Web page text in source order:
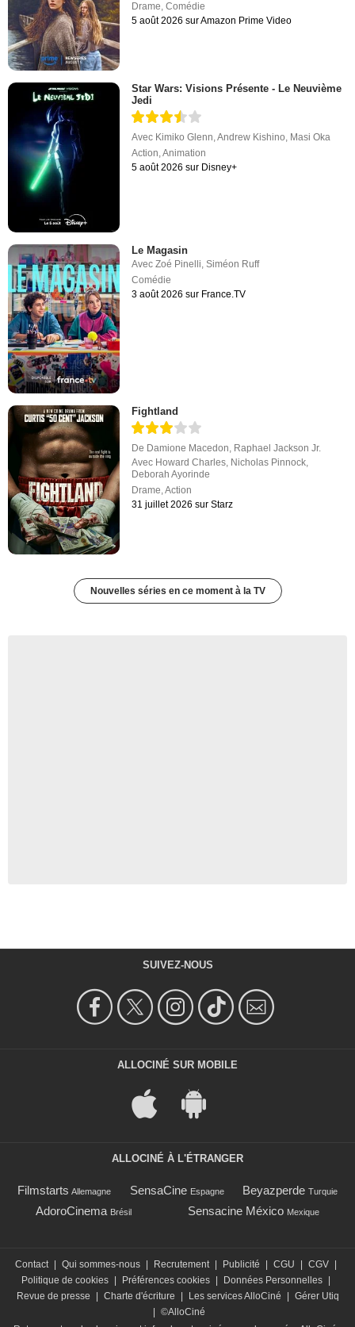
Drame,Comédie
5 août 2026 sur Amazon Prime Video
Star Wars: Visions Présente - Le Neuvième
Jedi
Avec Kimiko Glenn,Andrew Kishino, Masi Oka
Action,Animation
5 août 2026 sur Disney+
Le Magasin
AvecZoé Pinelli ,Siméon Ruff
Comédie
3 août 2026 sur France.TV
Fightland
De Damione Macedon, Raphael Jackson Jr.
Avec Howard Charles, Nicholas Pinnock,
Deborah Ayorinde
Drame,Action
31 juillet 2026 sur Starz
Nouvelles séries en ce moment à la TV
SUIVEZ-NOUS
ALLOCINÉ SUR MOBILE
ALLOCINÉ À L'ÉTRANGER
Filmstarts Allemagne SensaCine Espagne Beyazperde Turquie
AdoroCinema Brésil Sensacine México Mexique
Contact Qui sommes-nous Recrutement Publicité CGU CGV
Politique de cookies
Préférences cookies Données Personnelles
Revue de presse
Charte d'écriture Les services AlloCiné
Gérer Utiq
©AlloCiné